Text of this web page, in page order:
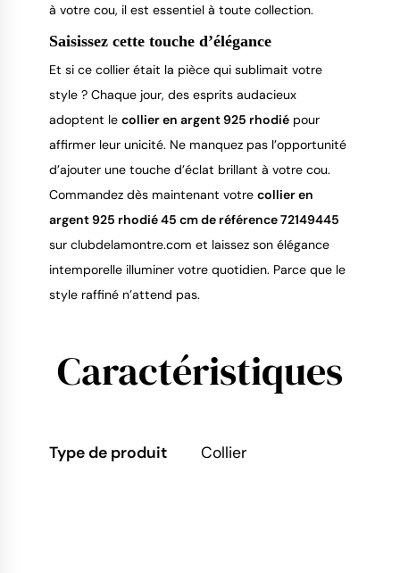
à votre cou, il est essentiel à toute collection.
Saisissez cette touche d’élégance
Et si ce collier était la pièce qui sublimait votre
style ? Chaque jour, des esprits audacieux
adoptent le collier en argent 925 rhodié pour
affirmer leur unicité. Ne manquez pas l’opportunité
d’ajouter une touche d’éclat brillant à votre cou.
Commandez dès maintenant votre collier en
argent 925 rhodié 45 cm de référence 72149445
sur clubdelamontre.com et laissez son élégance
intemporelle illuminer votre quotidien. Parce que le
style raffiné n’attend pas.
Caractéristiques
Type de produit Collier